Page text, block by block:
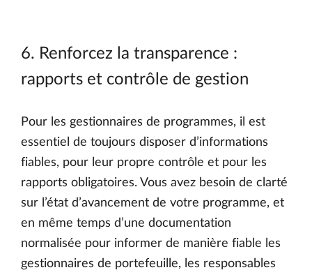
6. Renforcez la transparence :
rapports et contrôle de gestion
Pour les gestionnaires de programmes, il est
essentiel de toujours disposer d’informations
fiables, pour leur propre contrôle et pour les
rapports obligatoires. Vous avez besoin de clarté
sur l’état d’avancement de votre programme, et
en même temps d’une documentation
normalisée pour informer de manière fiable les
gestionnaires de portefeuille, les responsables